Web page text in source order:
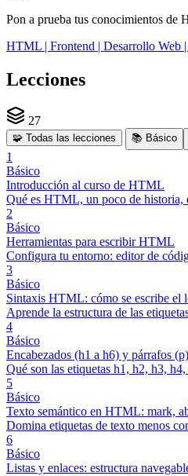
Pon a prueba tus conocimientos de
HTML | Frontend | Desarrollo Web
Lecciones
27
🧩 Todas las lecciones 📚 Básico
1
Básico
Introducción al curso de HTML
Qué es HTML, un poco de historia,
2
Básico
Herramientas para escribir HTML
Configura tu entorno: editor de
3
Básico
Sintaxis HTML: cómo se escribe el
Aprende la estructura de las
4
Básico
Encabezados (h1 a h6) y párrafos (p)
Qué son las etiquetas h1, h2, h3,
5
Básico
Texto semántico en HTML: mark,
Domina etiquetas de texto menos
6
Básico
Listas y enlaces: estructura